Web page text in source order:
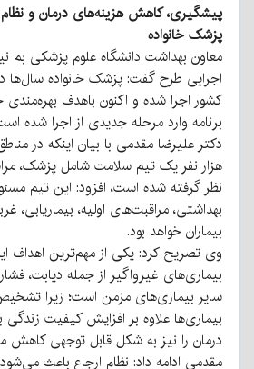
پیشگیری، کاهش هزینه‌های درمان و
پزشک خانواده
معاون بهداشت دانشگاه علوم پزشکی بم
اجرایی طرح گفت: پزشک خانواده سال‌ها
کشور اجرا شده و اکنون باهدف
برنامه وارد مرحله جدیدی از اجرا شده
دکتر علیرضا مقدمی با بیان اینکه در
هزار نفر یک تیم سلامت شامل پزشک،
نظر گرفته شده است، افزود: این تیم
بهداشتی، مراقبت‌های اولیه، بیماریابی،
بیماران خواهد بود.
وی تصریح کرد: یکی از مهم‌ترین اهداف
بیماری‌های غیرواگیر از جمله دیابت،
سایر بیماری‌های مزمن است؛ زیرا
بیماری‌ها علاوه بر افزایش کیفیت زندگی
درمان را نیز به شکل قابل توجهی کاهش
مقدمی ادامه داد: نظام ارجاع باعث می‌شود